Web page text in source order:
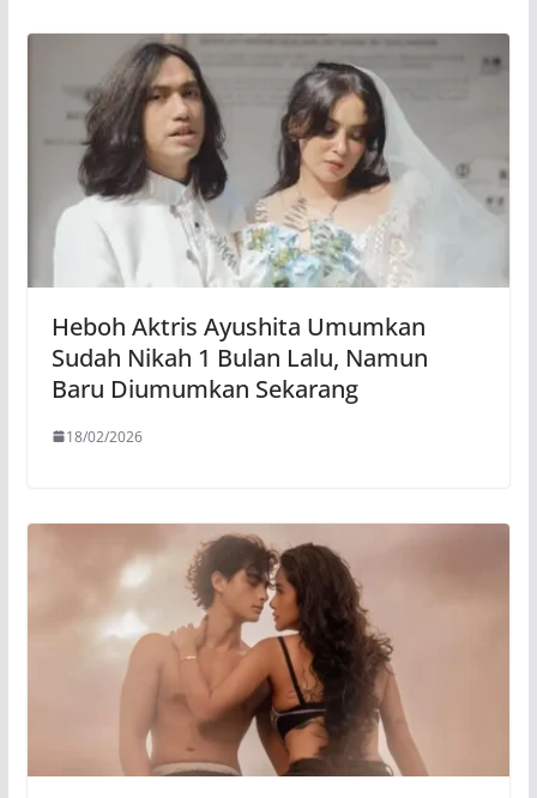
Heboh Aktris Ayushita Umumkan
Sudah Nikah 1 Bulan Lalu, Namun
Baru Diumumkan Sekarang
18/02/2026